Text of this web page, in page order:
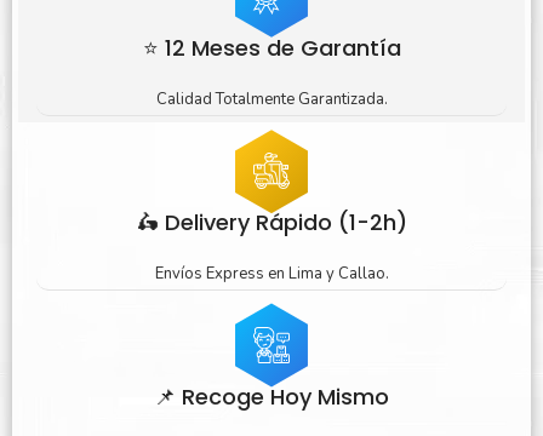
⭐ 12 Meses de Garantía
Calidad Totalmente Garantizada.
🛵 Delivery Rápido (1-2h)
Envíos Express en Lima y Callao.
📌 Recoge Hoy Mismo